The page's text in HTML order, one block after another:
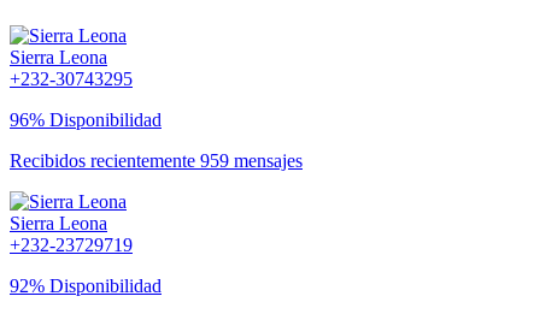
Sierra Leona
+232-30743295
96% Disponibilidad
Recibidos recientemente 959 mensajes
Sierra Leona
+232-23729719
92% Disponibilidad